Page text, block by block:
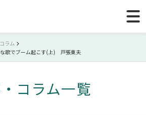
コラム
歌でブーム起こす(上) 戸張東夫
コラム一覧